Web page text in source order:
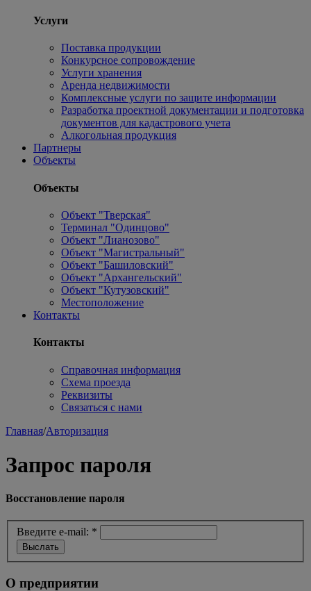
Услуги
Поставка продукции
Конкурсное сопровождение
Услуги хранения
Аренда недвижимости
Комплексные услуги по защите информации
Разработка проектной документации и подготовка
документов для кадастрового учета
Алкогольная продукция
Партнеры
Объекты
Объекты
Объект "Тверская"
Терминал "Одинцово"
Объект "Лианозово"
Объект "Магистральный"
Объект "Башиловский"
Объект "Архангельский"
Объект "Кутузовский"
Местоположение
Контакты
Контакты
Справочная информация
Схема проезда
Реквизиты
Связаться с нами
Главная/Авторизация
Запрос пароля
Восстановление пароля
Введите e-mail: *
О предприятии